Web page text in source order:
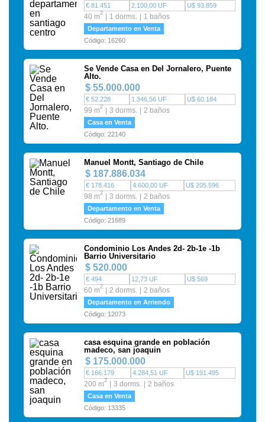
€ 81.451 2.100,00 UF U$ 93.859
40 m2 1 dorms. 1 baños
Departamento en Venta
Código: 16260
Se Vende Casa en Del Jornalero, Puente
Alto.
$ 55.000.000
€ 52.228 1.346,56 UF U$ 60.184
99 m2 3 dorms. 2 baños
Casa en Venta
Código: 22140
Manuel Montt, Santiago de Chile
$ 187.886.034
€ 178.416 4.600,00 UF U$ 205.596
98 m2 3 dorms. 2 baños
Departamento en Venta
Código: 21689
Condominio Los Andes 2d- 2b-1e -1b
Barrio Universitario
$ 520.000
€ 494 12,73 UF U$ 569
60 m2 2 dorms. 2 baños
Departamento en Arriendo
Código: 12073
casa esquina grande en población
madeco, san joaquin
$ 175.000.000
€ 166.179 4.284,51 UF U$ 191.495
200 m2 3 dorms. 2 baños
Casa en Venta
Código: 13335